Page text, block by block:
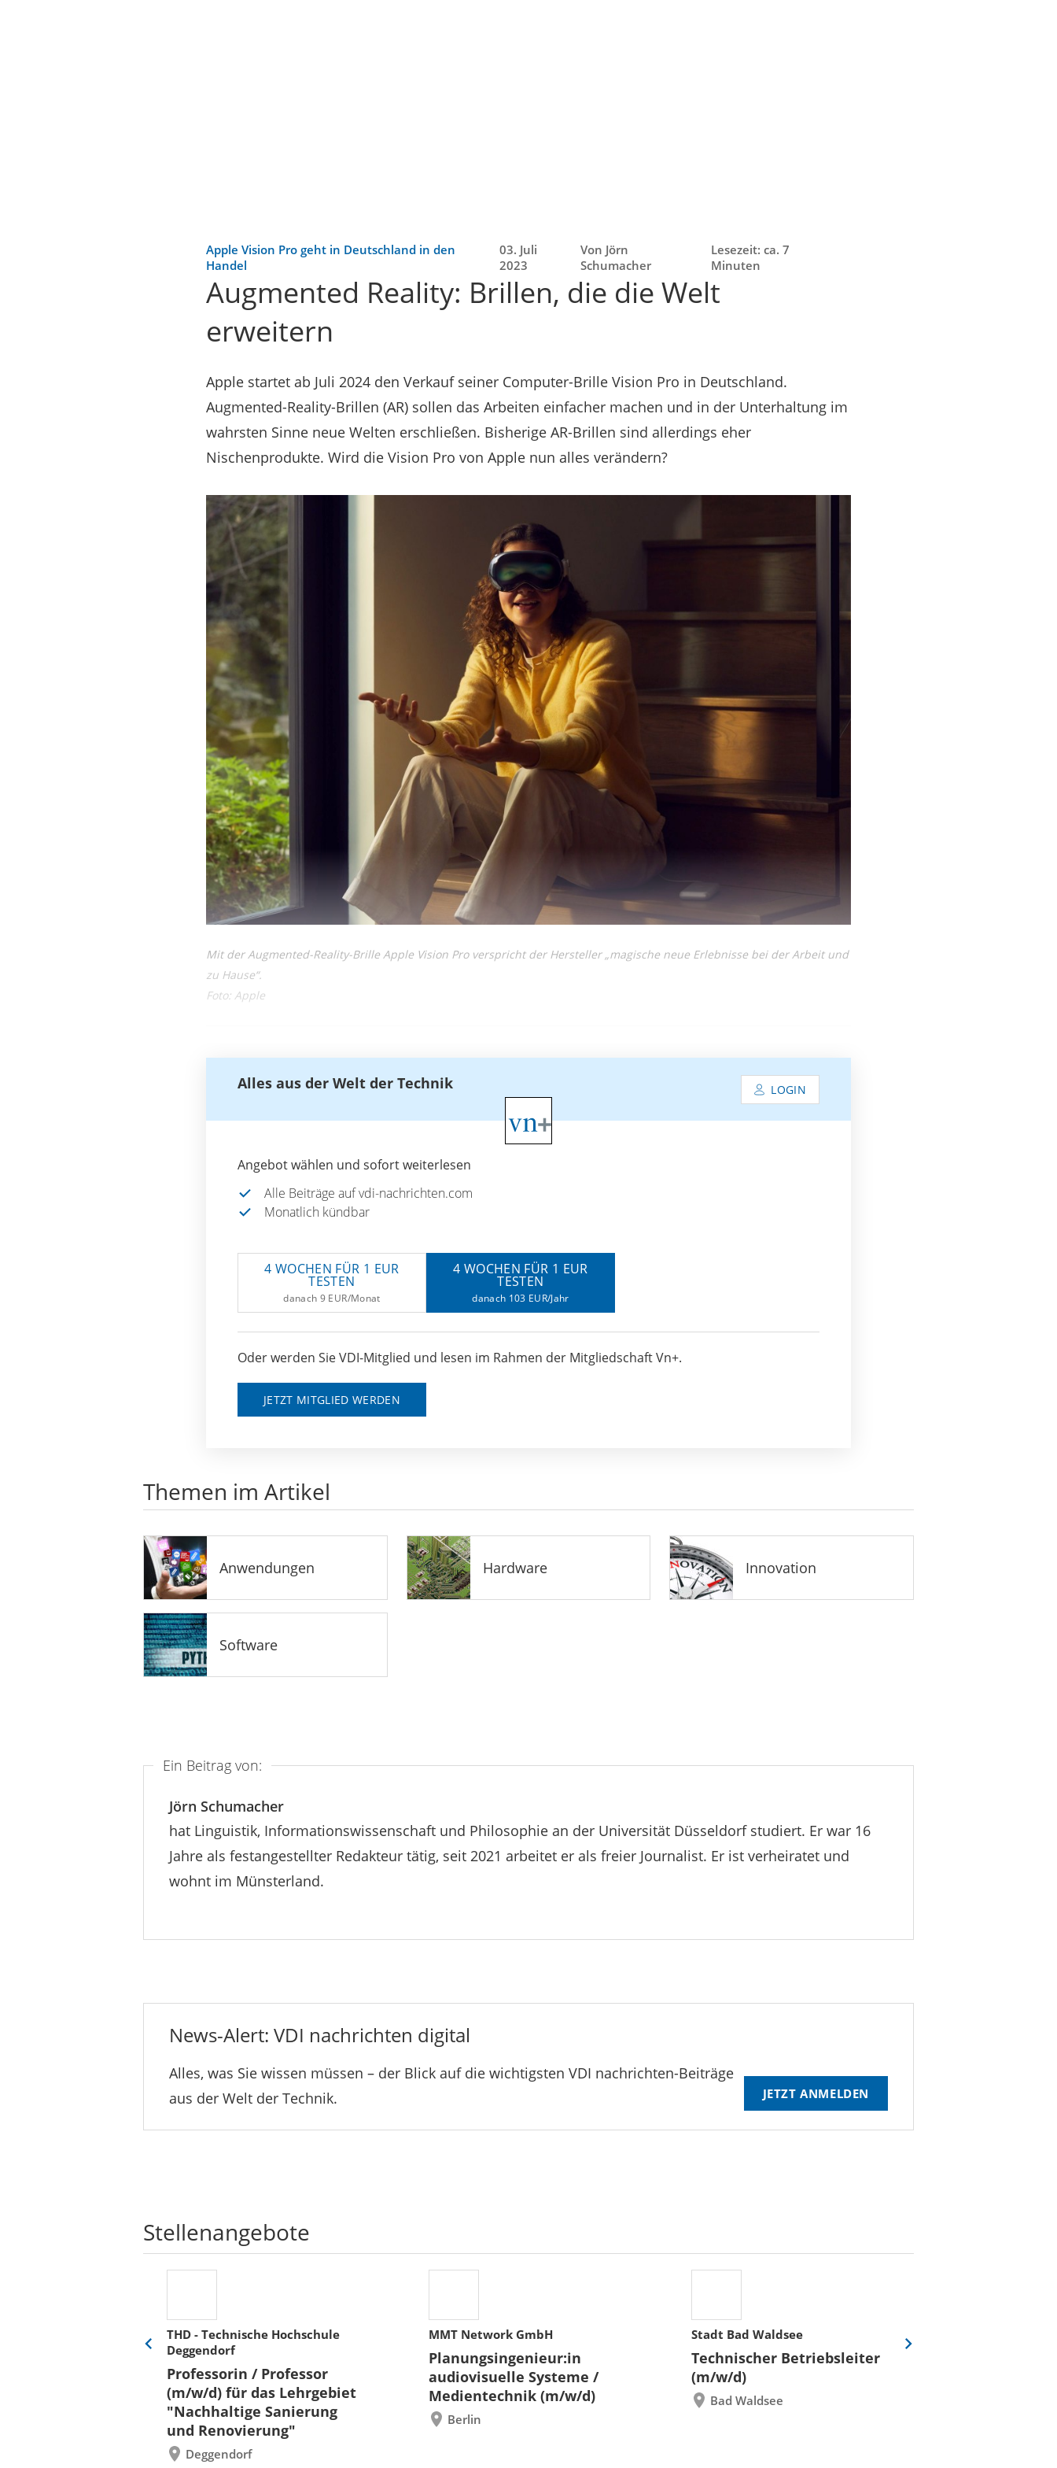
Apple Vision Pro geht in Deutschland in den
Handel
03. Juli
2023
Von Jörn
Schumacher
Lesezeit: ca. 7
Minuten
Augmented Reality: Brillen, die die Welt
erweitern
Apple startet ab Juli 2024 den Verkauf seiner Computer-Brille Vision Pro in Deutschland.
Augmented-Reality-Brillen (AR) sollen das Arbeiten einfacher machen und in der Unterhaltung im
wahrsten Sinne neue Welten erschließen. Bisherige AR-Brillen sind allerdings eher
Nischenprodukte. Wird die Vision Pro von Apple nun alles verändern?
Mit der Augmented-Reality-Brille Apple Vision Pro verspricht der Hersteller „magische neue Erlebnisse bei der Arbeit und
zu Hause“.
Foto: Apple
Alles aus der Welt der Technik LOGIN
Angebot wählen und sofort weiterlesen
Alle Beiträge auf vdi-nachrichten.com
Monatlich kündbar
4 WOCHEN FÜR 1 EUR
TESTEN
danach 9 EUR/Monat
4 WOCHEN FÜR 1 EUR
TESTEN
danach 103 EUR/Jahr
Oder werden Sie VDI-Mitglied und lesen im Rahmen der Mitgliedschaft Vn+.
JETZT MITGLIED WERDEN
Themen im Artikel
Anwendungen Hardware Innovation
Software
Ein Beitrag von:
Jörn Schumacher
hat Linguistik, Informationswissenschaft und Philosophie an der Universität Düsseldorf studiert. Er war 16
Jahre als festangestellter Redakteur tätig, seit 2021 arbeitet er als freier Journalist. Er ist verheiratet und
wohnt im Münsterland.
News-Alert: VDI nachrichten digital
Alles, was Sie wissen müssen – der Blick auf die wichtigsten VDI nachrichten-Beiträge
aus der Welt der Technik.
JETZT ANMELDEN
Stellenangebote
THD - Technische Hochschule
Deggendorf
Professorin / Professor
(m/w/d) für das Lehrgebiet
"Nachhaltige Sanierung
und Renovierung"
Deggendorf
MMT Network GmbH
Planungsingenieur:in
audiovisuelle Systeme /
Medientechnik (m/w/d)
Berlin
Stadt Bad Waldsee
Technischer Betriebsleiter
(m/w/d)
Bad Waldsee
Eine
zurück
Eine